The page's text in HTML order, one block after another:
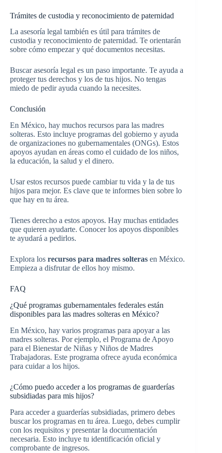
Trámites de custodia y reconocimiento de paternidad
La asesoría legal también es útil para trámites de
custodia y reconocimiento de paternidad. Te orientarán
sobre cómo empezar y qué documentos necesitas.
Buscar asesoría legal es un paso importante. Te ayuda a
proteger tus derechos y los de tus hijos. No tengas
miedo de pedir ayuda cuando la necesites.
Conclusión
En México, hay muchos recursos para las madres
solteras. Esto incluye programas del gobierno y ayuda
de organizaciones no gubernamentales (ONGs). Estos
apoyos ayudan en áreas como el cuidado de los niños,
la educación, la salud y el dinero.
Usar estos recursos puede cambiar tu vida y la de tus
hijos para mejor. Es clave que te informes bien sobre lo
que hay en tu área.
Tienes derecho a estos apoyos. Hay muchas entidades
que quieren ayudarte. Conocer los apoyos disponibles
te ayudará a pedirlos.
Explora los recursos para madres solteras en México.
Empieza a disfrutar de ellos hoy mismo.
FAQ
¿Qué programas gubernamentales federales están
disponibles para las madres solteras en México?
En México, hay varios programas para apoyar a las
madres solteras. Por ejemplo, el Programa de Apoyo
para el Bienestar de Niñas y Niños de Madres
Trabajadoras. Este programa ofrece ayuda económica
para cuidar a los hijos.
¿Cómo puedo acceder a los programas de guarderías
subsidiadas para mis hijos?
Para acceder a guarderías subsidiadas, primero debes
buscar los programas en tu área. Luego, debes cumplir
con los requisitos y presentar la documentación
necesaria. Esto incluye tu identificación oficial y
comprobante de ingresos.